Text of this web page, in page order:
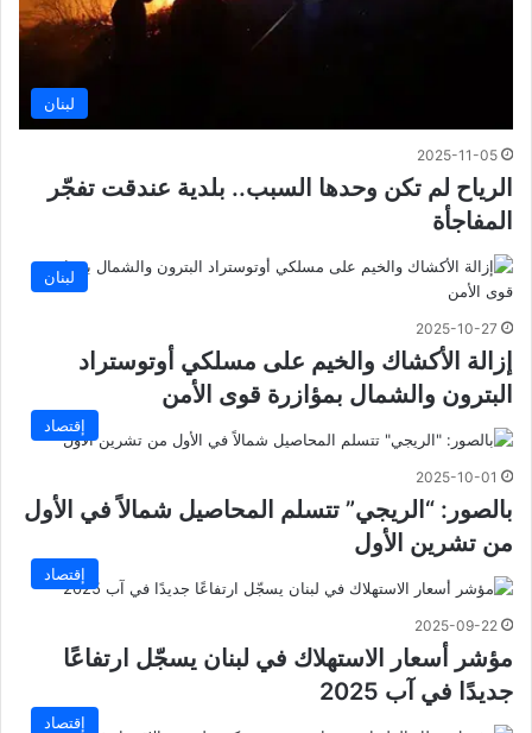
لبنان
2025-11-05
الرياح لم تكن وحدها السبب.. بلدية عندقت تفجّر
المفاجأة
لبنان
2025-10-27
إزالة الأكشاك والخيم على مسلكي أوتوستراد
البترون والشمال بمؤازرة قوى الأمن
إقتصاد
2025-10-01
بالصور: “الريجي” تتسلم المحاصيل شمالاً في الأول
من تشرين الأول
إقتصاد
2025-09-22
مؤشر أسعار الاستهلاك في لبنان يسجّل ارتفاعًا
جديدًا في آب 2025
إقتصاد